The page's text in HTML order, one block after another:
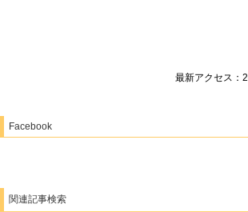
最新アクセス：
Facebook
関連記事検索